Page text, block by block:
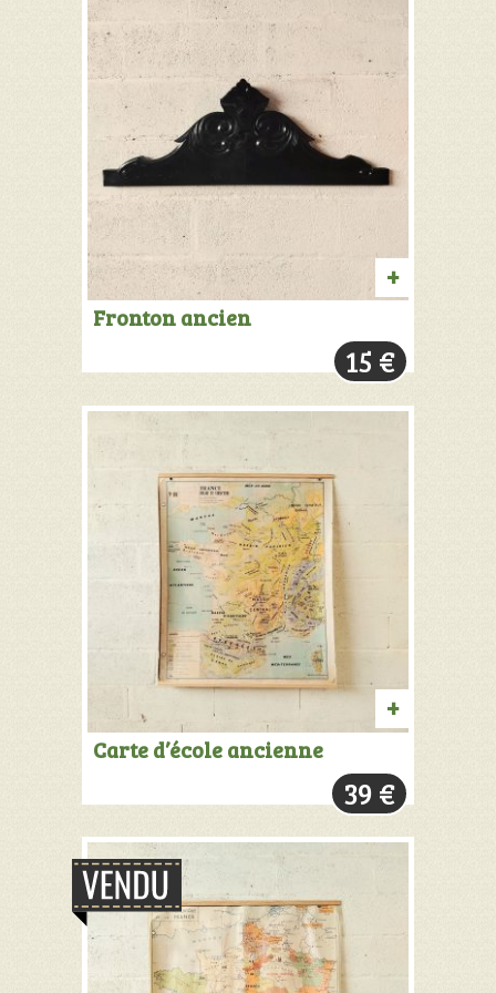
PANIER
Fronton ancien
15 €
PANIER
Carte d’école ancienne
39 €